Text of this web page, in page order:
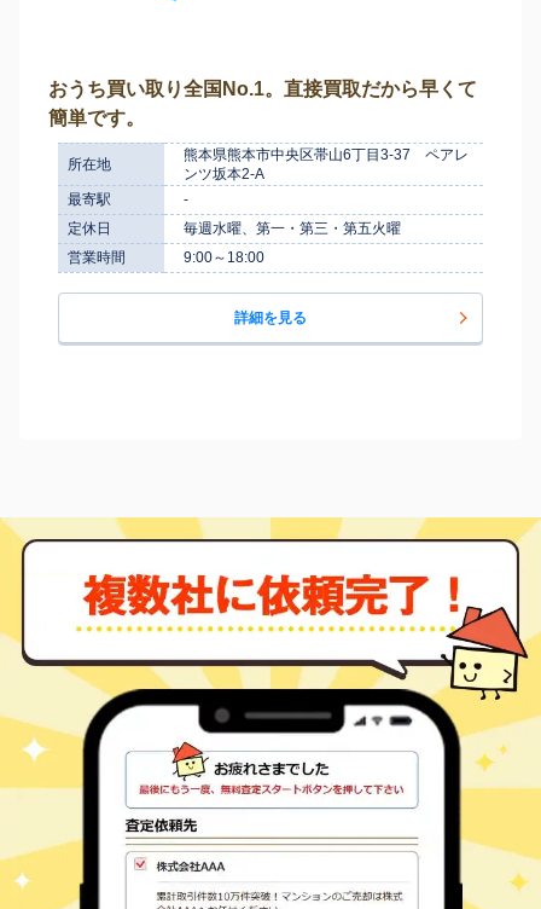
おうち買い取り全国No.1。直接買取だから早くて
簡単です。
所在地
熊本県熊本市中央区帯山6丁目3-37 ペアレ
ンツ坂本2-A
最寄駅
-
定休日
毎週水曜、第一・第三・第五火曜
営業時間
9:00～18:00
詳細を見る